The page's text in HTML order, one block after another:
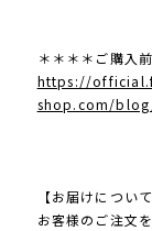
＊＊＊＊ご購入
https://
shop.com/
【お届けについて
お客様のご注文